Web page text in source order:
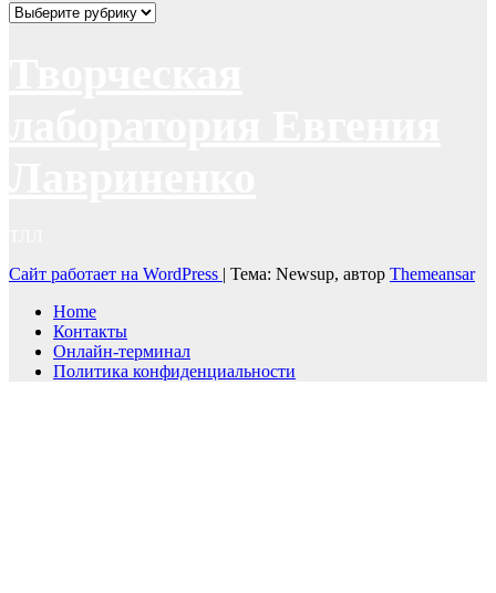
Рубрики
Сайт работает на WordPress | Тема: Newsup, автор Themeansar
Home
Контакты
Онлайн-терминал
Политика конфиденциальности